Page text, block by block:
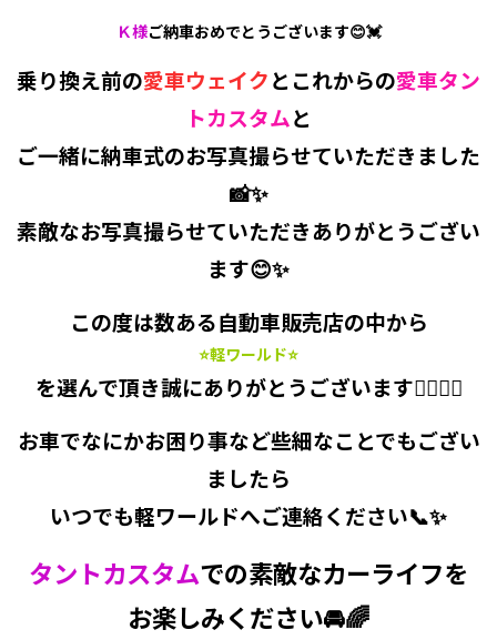
Ｋ様ご納車おめでとうございます😊💓
乗り換え前の愛車ウェイクとこれからの愛車タン
トカスタムと
ご一緒に納車式のお写真撮らせていただきました
📸✨
素敵なお写真撮らせていただきありがとうござい
ます😊✨
この度は数ある自動車販売店の中から
⭐軽ワールド⭐
を選んで頂き誠にありがとうございます🙇‍♂️🙇‍♀️
お車でなにかお困り事など些細なことでもござい
ましたら
いつでも軽ワールドへご連絡ください📞✨
タントカスタムでの素敵なカーライフを
お楽しみください🚘🌈